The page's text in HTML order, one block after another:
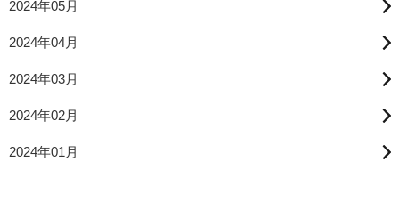
2024年05月
2024年04月
2024年03月
2024年02月
2024年01月